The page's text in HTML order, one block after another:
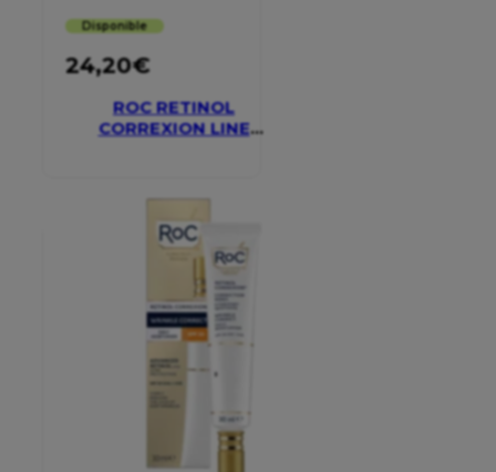
Disponible
24,20€
ROC RETINOL
CORREXION LINE